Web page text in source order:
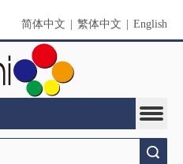
简体中文 繁体中文 English